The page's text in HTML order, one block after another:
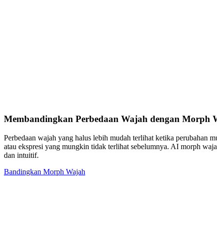
Membandingkan Perbedaan Wajah dengan Morph
Perbedaan wajah yang halus lebih mudah terlihat ketika perubahan
atau ekspresi yang mungkin tidak terlihat sebelumnya. AI morph
dan intuitif.
Bandingkan Morph Wajah